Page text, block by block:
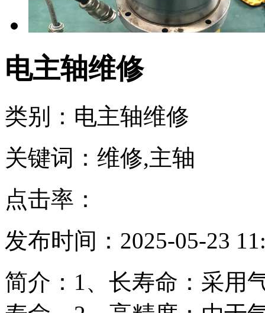
电主轴维修
类别：电主轴维修
关键词：维修,主轴
点击率：
发布时间：2025-05-23
简介：1、长寿命：采用